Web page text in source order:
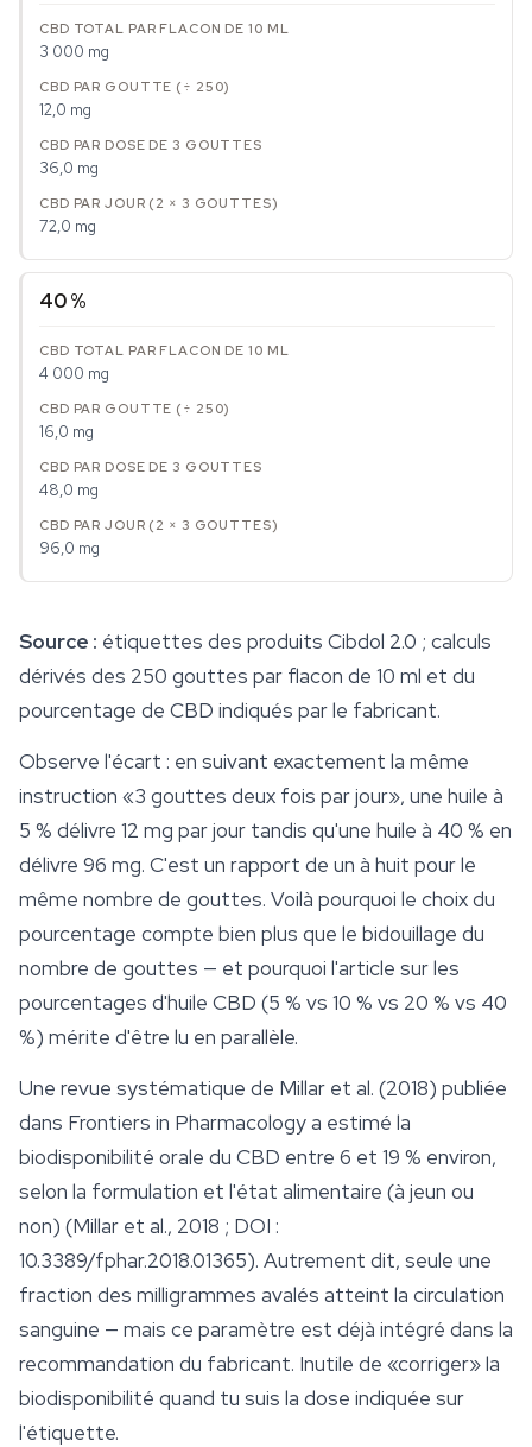
3 000 mg
12,0 mg
36,0 mg
72,0 mg
40 %
4 000 mg
16,0 mg
48,0 mg
96,0 mg
Source : étiquettes des produits Cibdol 2.0 ; calculs
dérivés des 250 gouttes par flacon de 10 ml et du
pourcentage de CBD indiqués par le fabricant.
Observe l'écart : en suivant exactement la même
instruction «3 gouttes deux fois par jour», une huile à
5 % délivre 12 mg par jour tandis qu'une huile à 40 % en
délivre 96 mg. C'est un rapport de un à huit pour le
même nombre de gouttes. Voilà pourquoi le choix du
pourcentage compte bien plus que le bidouillage du
nombre de gouttes — et pourquoi l'article sur les
pourcentages d'huile CBD (5 % vs 10 % vs 20 % vs 40
%) mérite d'être lu en parallèle.
Une revue systématique de Millar et al. (2018) publiée
dans Frontiers in Pharmacologya estimé la
biodisponibilité orale du CBD entre 6 et 19 % environ,
selon la formulation et l'état alimentaire (à jeun ou
non) (Millar et al., 2018 ; DOI :
10.3389/fphar.2018.01365). Autrement dit, seule une
fraction des milligrammes avalés atteint la circulation
sanguine — mais ce paramètre est déjà intégré dans la
recommandation du fabricant. Inutile de «corriger» la
biodisponibilité quand tu suis la dose indiquée sur
l'étiquette.